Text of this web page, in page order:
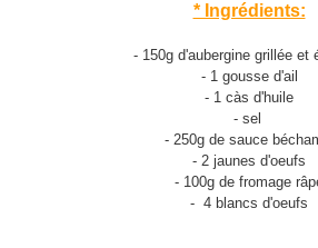
* Ingrédients:
- 150g d'aubergine grillée et
- 1 gousse d'ail
- 1 càs d'huile
- sel
- 250g de sauce
- 2 jaunes d'oeufs
- 100g de fromage
- 4 blancs d'oeufs